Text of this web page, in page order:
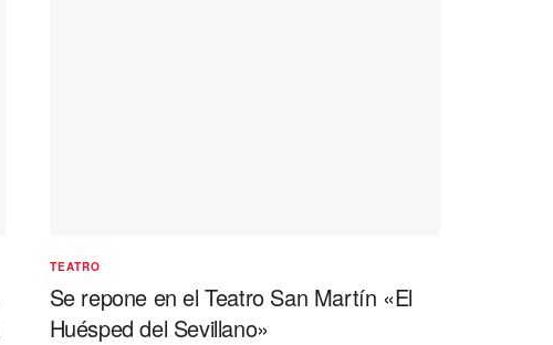
TEATRO
Se repone en el Teatro San Martín «El
Huésped del Sevillano»